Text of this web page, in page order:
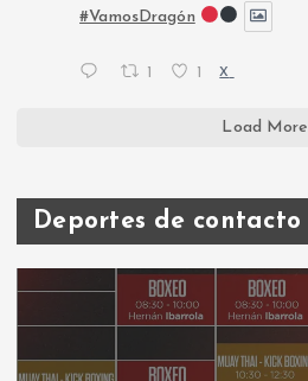
#VamosDragón
X
Load More
Deportes de contacto